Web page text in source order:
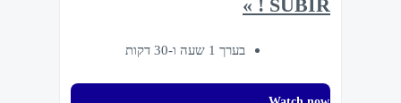
SUBIR ! »
בערך 1 שעה ו-30 דקות